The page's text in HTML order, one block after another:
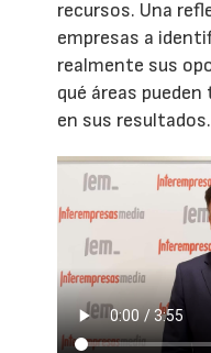
recursos. Una
empresas a
realmente sus
qué áreas
en sus resultados.